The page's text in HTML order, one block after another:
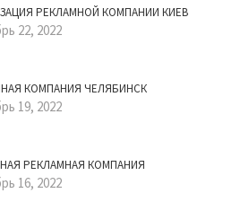
РЕКЛАМНОЙ КОМПАНИИ КИЕВ
22, 2022
КОМПАНИЯ ЧЕЛЯБИНСК
19, 2022
РЕКЛАМНАЯ КОМПАНИЯ
16, 2022